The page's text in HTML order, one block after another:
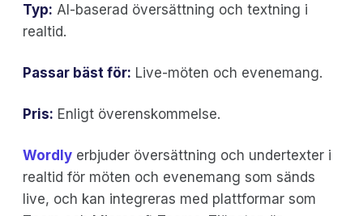
Typ: AI-baserad översättning och textning i
realtid.
Passar bäst för: Live-möten och evenemang.
Pris: Enligt överenskommelse.
Wordly erbjuder översättning och undertexter i
realtid för möten och evenemang som sänds
live, och kan integreras med plattformar som